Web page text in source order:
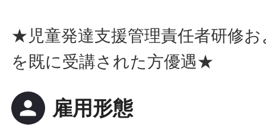
★児童発達支援管理責任者研修
を既に受講された方優遇★
person 雇用形態